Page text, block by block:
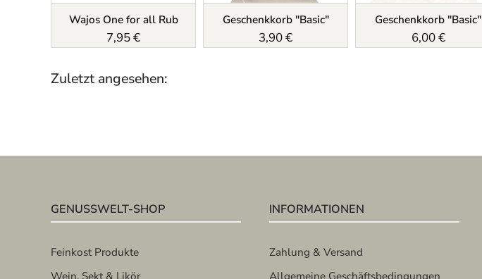
Wajos One for all Rub
7,95 €
Geschenkkorb "Basic"
3,90 €
Geschenkkorb "Basic"
6,00 €
Zuletzt angesehen:
GENUSSWELT-SHOP
Feinkost Produkte
Wein, Sekt & Likör
INFORMATIONEN
Zahlung & Versand
Allgemeine Geschäftsbedingungen